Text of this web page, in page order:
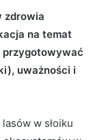
zdrowia
na temat
przygotowywać
uważności i
w słoiku